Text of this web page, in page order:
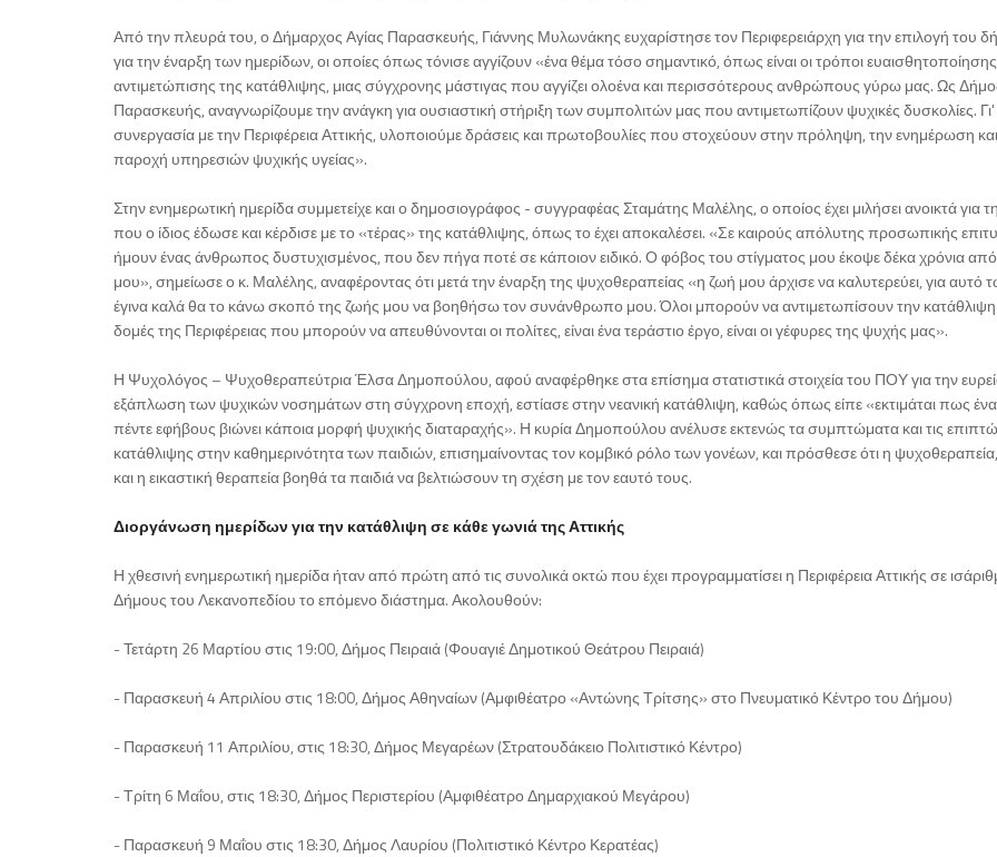
Από την πλευρά του, ο Δήμαρχος Αγίας Παρασκευής, Γιάννης Μυλωνάκης ευχαρίστησε τον Περιφερειάρχη για την επιλογή του
για την έναρξη των ημερίδων, οι οποίες όπως τόνισε αγγίζουν «ένα θέμα τόσο σημαντικό, όπως είναι οι τρόποι
αντιμετώπισης της κατάθλιψης, μιας σύγχρονης μάστιγας που αγγίζει ολοένα και περισσότερους ανθρώπους γύρω μας. Ως
Παρασκευής, αναγνωρίζουμε την ανάγκη για ουσιαστική στήριξη των συμπολιτών μας που αντιμετωπίζουν ψυχικές δυσκολίες.
συνεργασία με την Περιφέρεια Αττικής, υλοποιούμε δράσεις και πρωτοβουλίες που στοχεύουν στην πρόληψη, την ενημέρωση
παροχή υπηρεσιών ψυχικής υγείας».
Στην ενημερωτική ημερίδα συμμετείχε και ο δημοσιογράφος - συγγραφέας Σταμάτης Μαλέλης, ο οποίος έχει μιλήσει ανοικτά για
που ο ίδιος έδωσε και κέρδισε με το «τέρας» της κατάθλιψης, όπως το έχει αποκαλέσει. «Σε καιρούς απόλυτης προσωπικής
ήμουν ένας άνθρωπος δυστυχισμένος, που δεν πήγα ποτέ σε κάποιον ειδικό. Ο φόβος του στίγματος μου έκοψε δέκα χρόνια
μου», σημείωσε ο κ. Μαλέλης, αναφέροντας ότι μετά την έναρξη της ψυχοθεραπείας «η ζωή μου άρχισε να καλυτερεύει, για αυτό
έγινα καλά θα το κάνω σκοπό της ζωής μου να βοηθήσω τον συνάνθρωπο μου. Όλοι μπορούν να αντιμετωπίσουν την κατάθλιψη
δομές της Περιφέρειας που μπορούν να απευθύνονται οι πολίτες, είναι ένα τεράστιο έργο, είναι οι γέφυρες της ψυχής μας».
Η Ψυχολόγος – Ψυχοθεραπεύτρια Έλσα Δημοπούλου, αφού αναφέρθηκε στα επίσημα στατιστικά στοιχεία του ΠΟΥ για την
εξάπλωση των ψυχικών νοσημάτων στη σύγχρονη εποχή, εστίασε στην νεανική κατάθλιψη, καθώς όπως είπε «εκτιμάται πως
πέντε εφήβους βιώνει κάποια μορφή ψυχικής διαταραχής». Η κυρία Δημοπούλου ανέλυσε εκτενώς τα συμπτώματα και τις
κατάθλιψης στην καθημερινότητα των παιδιών, επισημαίνοντας τον κομβικό ρόλο των γονέων, και πρόσθεσε ότι η
και η εικαστική θεραπεία βοηθά τα παιδιά να βελτιώσουν τη σχέση με τον εαυτό τους.
Διοργάνωση ημερίδων για την κατάθλιψη σε κάθε γωνιά της Αττικής
Η χθεσινή ενημερωτική ημερίδα ήταν από πρώτη από τις συνολικά οκτώ που έχει προγραμματίσει η Περιφέρεια Αττικής σε
Δήμους του Λεκανοπεδίου το επόμενο διάστημα. Ακολουθούν:
- Τετάρτη 26 Μαρτίου στις 19:00, Δήμος Πειραιά (Φουαγιέ Δημοτικού Θεάτρου Πειραιά)
- Παρασκευή 4 Απριλίου στις 18:00, Δήμος Αθηναίων (Αμφιθέατρο «Αντώνης Τρίτσης» στο Πνευματικό Κέντρο του Δήμου)
- Παρασκευή 11 Απριλίου, στις 18:30, Δήμος Μεγαρέων (Στρατουδάκειο Πολιτιστικό Κέντρο)
- Τρίτη 6 Μαΐου, στις 18:30, Δήμος Περιστερίου (Αμφιθέατρο Δημαρχιακού Μεγάρου)
- Παρασκευή 9 Μαΐου στις 18:30, Δήμος Λαυρίου (Πολιτιστικό Κέντρο Κερατέας)